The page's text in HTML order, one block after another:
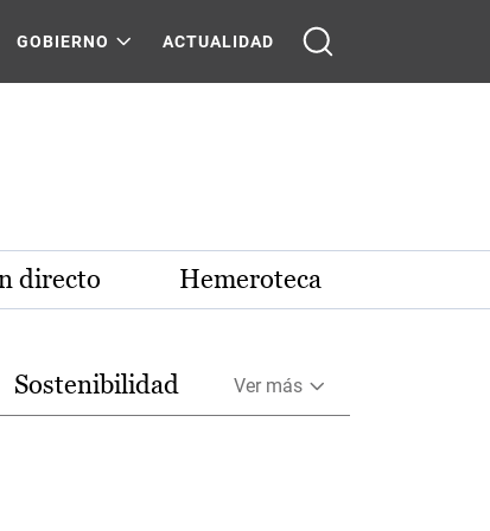
GOBIERNO ACTUALIDAD
directo Hemeroteca
Sostenibilidad Ver más